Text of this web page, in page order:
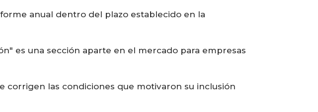
anual dentro del plazo establecido en la
es una sección aparte en el mercado para empresas
corrigen las condiciones que motivaron su inclusión